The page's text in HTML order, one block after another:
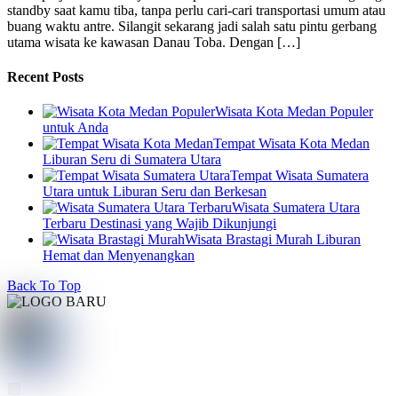
standby saat kamu tiba, tanpa perlu cari-cari transportasi umum atau
buang waktu antre. Silangit sekarang jadi salah satu pintu gerbang
utama wisata ke kawasan Danau Toba. Dengan […]
Recent Posts
Wisata Kota Medan Populer
untuk Anda
Tempat Wisata Kota Medan
Liburan Seru di Sumatera Utara
Tempat Wisata Sumatera
Utara untuk Liburan Seru dan Berkesan
Wisata Sumatera Utara
Terbaru Destinasi yang Wajib Dikunjungi
Wisata Brastagi Murah Liburan
Hemat dan Menyenangkan
Back To Top